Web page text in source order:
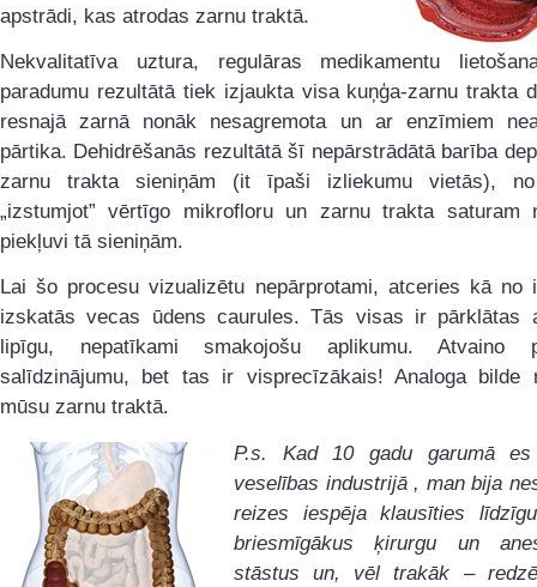
apstrādi, kas atrodas zarnu traktā.
Nekvalitatīva uztura, regulāras medikamentu
paradumu rezultātā tiek izjaukta visa kuņģa-zarnu trakta
resnajā zarnā nonāk nesagremota un ar enzīmiem
pārtika. Dehidrēšanās rezultātā šī nepārstrādātā barība
zarnu trakta sieniņām (it īpaši izliekumu vietās),
„izstumjot” vērtīgo mikrofloru un zarnu trakta saturam
piekļuvi tā sieniņām.
Lai šo procesu vizualizētu nepārprotami, atceries kā no
izskatās vecas ūdens caurules. Tās visas ir pārklātas
lipīgu, nepatīkami smakojošu aplikumu. Atvaino
salīdzinājumu, bet tas ir visprecīzākais! Analoga bilde
mūsu zarnu traktā.
P.s. Kad 10 gadu garumā es
veselības industrijā , man bija
reizes iespēja klausīties
briesmīgākus ķirurgu un
stāstus un, vēl trakāk –